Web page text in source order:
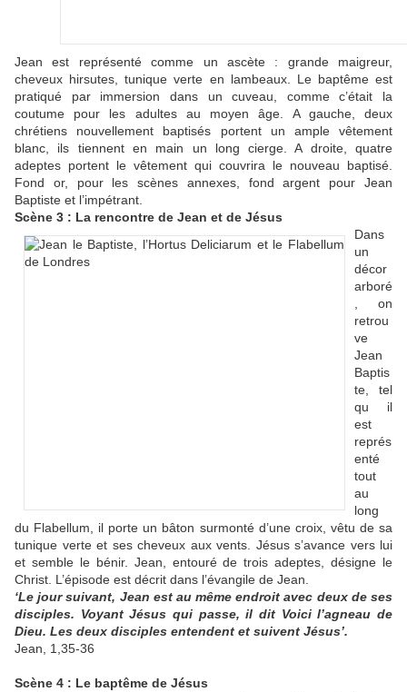
Jean est représenté comme un ascète : grande maigreur,
cheveux hirsutes, tunique verte en lambeaux. Le baptême est
pratiqué par immersion dans un cuveau, comme c’était la
coutume pour les adultes au moyen âge. A gauche, deux
chrétiens nouvellement baptisés portent un ample vêtement
blanc, ils tiennent en main un long cierge. A droite, quatre
adeptes portent le vêtement qui couvrira le nouveau baptisé.
Fond or, pour les scènes annexes, fond argent pour Jean
Baptiste et l’impétrant.
Scène 3 : La rencontre de Jean et de Jésus
Dans
un
décor
arboré
, on
retrou
ve
Jean
Baptis
te, tel
qu il
est
représ
enté
tout
au
long
du Flabellum, il porte un bâton surmonté d’une croix, vêtu de sa
tunique verte et ses cheveux aux vents. Jésus s’avance vers lui
et semble le bénir. Jean, entouré de trois adeptes, désigne le
Christ. L’épisode est décrit dans l’évangile de Jean.
‘Le jour suivant, Jean est au même endroit avec deux de ses
disciples. Voyant Jésus qui passe, il dit Voici l’agneau de
Dieu. Les deux disciples entendent et suivent Jésus’.
Jean, 1,35-36
Scène 4 : Le baptême de Jésus